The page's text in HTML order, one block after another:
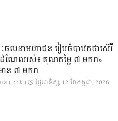
លនាមហាជន រៀបចំបាឋកថាស៊េរី
ដំណែលរស់៖ គុណតម្លៃ ៧ មករា»
ាន ៧ មករា
ន ( 2.5k ) ថ្ងៃ​អាទិត្យ, 12 ខែ​កក្កដា, 2026